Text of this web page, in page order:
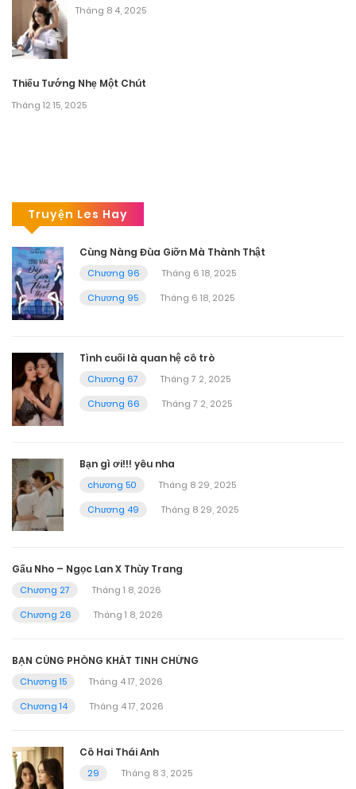
Tháng 8 4, 2025
Thiếu Tướng Nhẹ Một Chút
Tháng 12 15, 2025
Truyện Les Hay
Cùng Nàng Đùa Giỡn Mà Thành Thật
Chương 96
Tháng 6 18, 2025
Chương 95
Tháng 6 18, 2025
Tình cuối là quan hệ cô trò
Chương 67
Tháng 7 2, 2025
Chương 66
Tháng 7 2, 2025
Bạn gì ơi!!! yêu nha
chương 50
Tháng 8 29, 2025
Chương 49
Tháng 8 29, 2025
Gấu Nho – Ngọc Lan X Thùy Trang
Chương 27
Tháng 1 8, 2026
Chương 26
Tháng 1 8, 2026
BẠN CÙNG PHÒNG KHÁT TINH CHỨNG
Chương 15
Tháng 4 17, 2026
Chương 14
Tháng 4 17, 2026
Cô Hai Thái Anh
29
Tháng 8 3, 2025